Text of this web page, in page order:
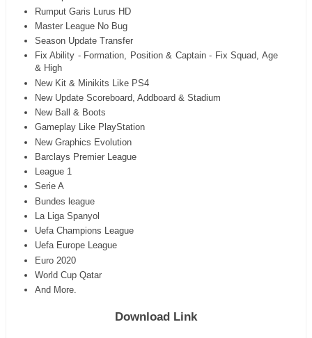
Rumput Garis Lurus HD
Master League No Bug
Season Update Transfer
Fix Ability - Formation, Position & Captain - Fix Squad, Age
& High
New Kit & Minikits Like PS4
New Update Scoreboard, Addboard & Stadium
New Ball & Boots
Gameplay Like PlayStation
New Graphics Evolution
Barclays Premier League
League 1
Serie A
Bundes league
La Liga Spanyol
Uefa Champions League
Uefa Europe League
Euro 2020
World Cup Qatar
And More.
Download Link